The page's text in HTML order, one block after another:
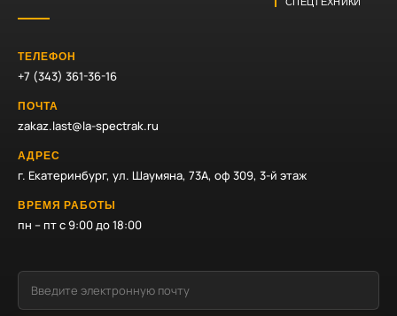
ТЕЛЕФОН
+7 (343) 361-36-16
ПОЧТА
zakaz.last@la-spectrak.ru
АДРЕС
г. Екатеринбург, ул. Шаумяна, 73А, оф 309, 3-й этаж
ВРЕМЯ РАБОТЫ
пн – пт с 9:00 до 18:00